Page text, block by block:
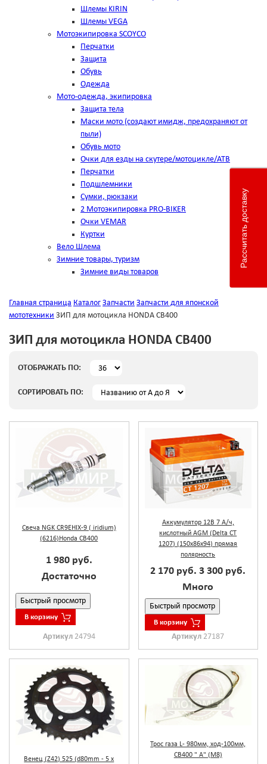
Шлемы KIRIN
Шлемы VEGA
Мотоэкипировка SCOYCO
Перчатки
Защита
Обувь
Одежда
Мото-одежда, экипировка
Защита тела
Маски мото (создают имидж, предохраняют от
пыли)
Обувь мото
Очки для езды на скутере/мотоцикле/АТВ
Перчатки
Подшлемники
Сумки, рюкзаки
2 Мотоэкипировка PRO-BIKER
Очки VEMAR
Куртки
Вело Шлема
Зимние товары, туризм
Зимние виды товаров
Главная страница Каталог Запчасти Запчасти для японской
мототехники ЗИП для мотоцикла HONDA CB400
ЗИП для мотоцикла HONDA CB400
ОТОБРАЖАТЬ ПО:
СОРТИРОВАТЬ ПО:
Свеча NGK CR9ЕHIX-9 ( iridium)
(6216)Honda CB400
1 980 руб.
Достаточно
Быстрый просмотр
В корзину
Артикул 24794
Аккумулятор 12В 7 А/ч,
кислотный AGM (Delta CT
1207) (150x86x94) прямая
полярность
2 170 руб.3 300 руб.
Много
Быстрый просмотр
В корзину
Артикул 27187
Венец (Z42) 525 (d80mm - 5 x
Трос газа L- 980мм, ход-100мм,
CB400 " А" (М8)
Рассчитать доставку